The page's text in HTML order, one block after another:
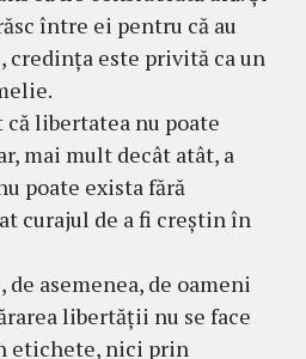
între ei pentru că au
credința este privită ca un
libertatea nu poate
mai mult decât atât, a
poate exista fără
curajul de a fi creștin în
asemenea, de oameni
libertății nu se face
etichete, nici prin